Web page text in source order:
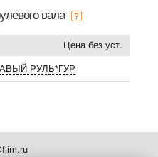
вала
Цена без уст.
РУЛЬ*ГУР